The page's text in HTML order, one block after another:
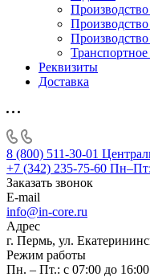
Производство
Реквизиты
Доставка
8 (800) 511-30-01
+7 (342) 235-75-60 Пн–Пт:
Заказать звонок
E-mail
info@in-core.ru
Адрес
г. Пермь, ул.
Режим работы
Пн. – Пт.: с 07:00 до